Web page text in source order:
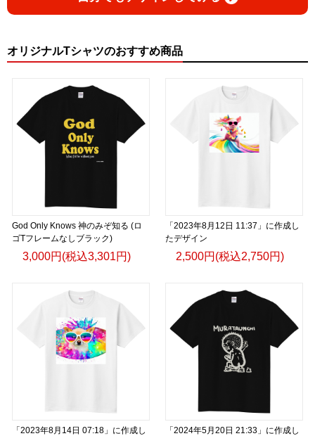
オリジナルTシャツのおすすめ商品
God Only Knows 神のみぞ知る (ロ
ゴTフレームなしブラック)
3,000円(税込3,301円)
「2023年8月12日 11:37」に作成し
たデザイン
2,500円(税込2,750円)
「2023年8月14日 07:18」に作成し
「2024年5月20日 21:33」に作成し